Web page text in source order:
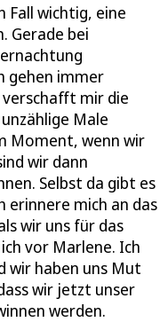
Fall wichtig, eine
Gerade bei
gehen immer
verschafft mir die
Male
Moment, wenn wir
wir dann
Selbst da gibt es
erinnere mich an das
wir uns für das
vor Marlene. Ich
wir haben uns Mut
wir jetzt unser
werden.